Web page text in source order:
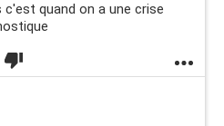
quand on a une crise